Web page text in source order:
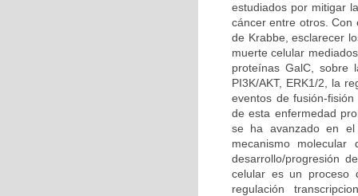
estudiados por mitigar
cáncer entre otros. Con
de Krabbe, esclarecer
muerte celular
proteínas GalC, sobre
PI3K/AKT, ERK1/2, la
eventos de fusión-
de esta enfermedad
se ha avanzado en el
mecanismo
desarrollo/progresión
celular es un proceso
regulación